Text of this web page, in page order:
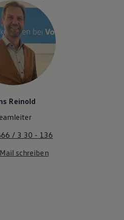
Reinold
/ 3 30 - 136
schreiben